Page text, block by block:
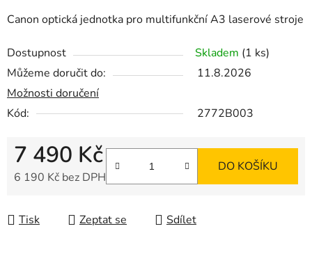
Canon optická jednotka pro multifunkční A3 laserové stroje
Dostupnost Skladem (1 ks)
Můžeme doručit do:
11.8.2026
Možnosti doručení
Kód:
2772B003
7 490 Kč
6 190 Kč bez DPH
DO KOŠÍKU
Tisk Zeptat se Sdílet